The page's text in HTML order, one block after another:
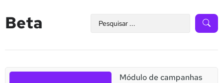
Beta
Módulo de campanhas